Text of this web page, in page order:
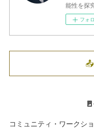
能性を探究
フォ
コミュニティ・ワークシ